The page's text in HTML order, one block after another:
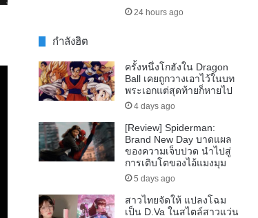
24 hours ago
กำลังฮิต
ครั้งหนึ่งโกฮังใน Dragon
Ball เคยถูกวางเอาไว้ในบท
พระเอกแต่สุดท้ายก็หายไป
4 days ago
[Review] Spiderman:
Brand New Day บาดแผล
ของความเจ็บปวด นำไปสู่
การเติบโตของไอ้แมงมุม
5 days ago
สาวไทยจัดให้ แปลงโฉม
เป็น D.Va ในสไตล์สาวแว่น